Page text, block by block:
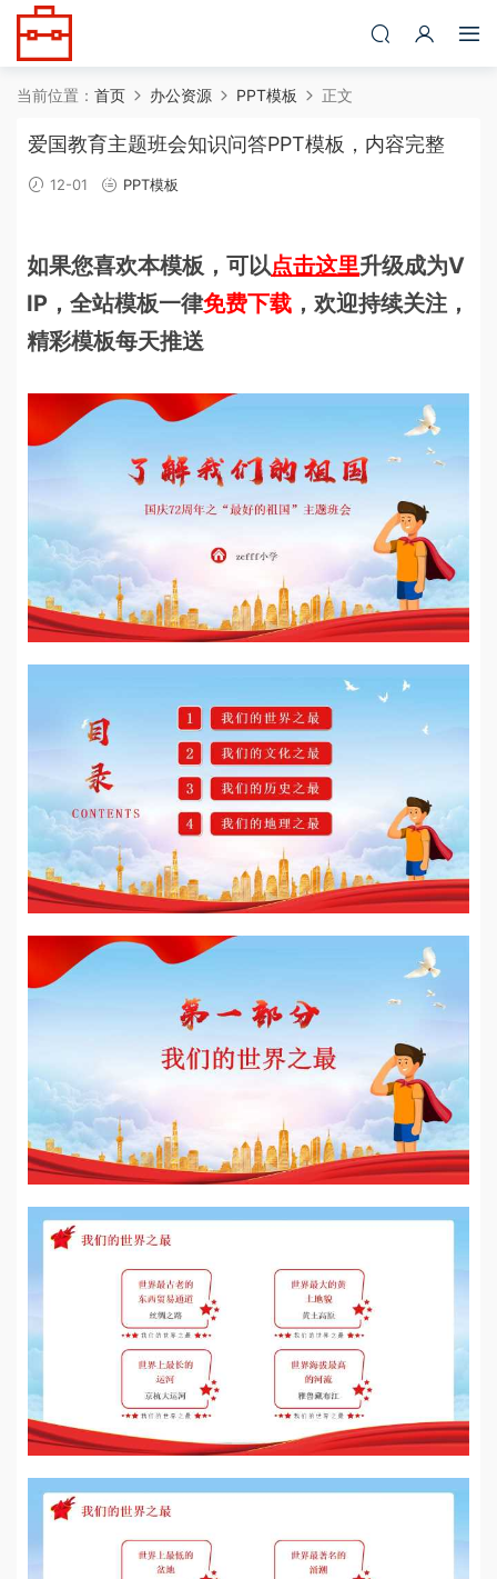
当前位置： 首页 办公资源 PPT模板 正文
爱国教育主题班会知识问答PPT模板，内容完整
12-01 PPT模板
如果您喜欢本模板，可以点击这里升级成为V
IP，全站模板一律免费下载 ，欢迎持续关注，
精彩模板每天推送